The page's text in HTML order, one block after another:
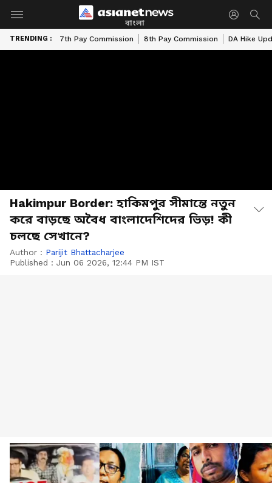
বাংলা
TRENDING : 7th Pay Commission 8th Pay Commission DA Hike
Hakimpur Border: হাকিমপুর সীমান্তে নতুন
করে বাড়ছে অবৈধ বাংলাদেশিদের ভিড়! কী
চলছে সেখানে?
Author : Parijit Bhattacharjee
Published : Jun 06 2026, 12:44 PM IST